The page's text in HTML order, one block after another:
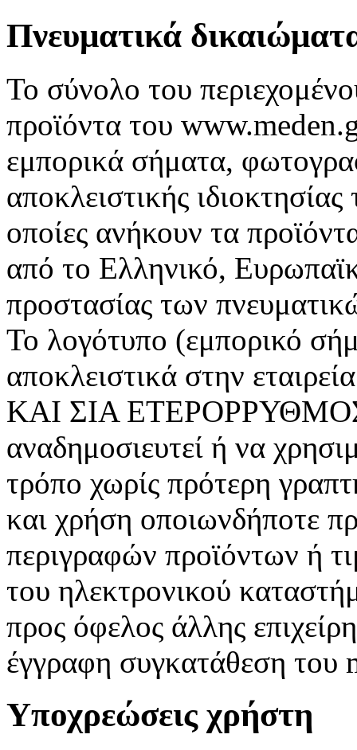
Πνευματικά
Το σύνολο του
προϊόντα του
εμπορικά σήματα,
αποκλειστικής
οποίες ανήκουν τα
από το Ελληνικό,
προστασίας των
Το λογότυπο (εμπορικό
αποκλειστικά στην
ΚΑΙ ΣΙΑ ΕΤΕΡΟΡΡΥΘΜΟΣ
αναδημοσιευτεί ή να
τρόπο χωρίς πρότερη
και χρήση οποιωνδήποτε
περιγραφών προϊόντων ή
του ηλεκτρονικού
προς όφελος άλλης
έγγραφη συγκατάθεση του
Υποχρεώσεις χρήστη